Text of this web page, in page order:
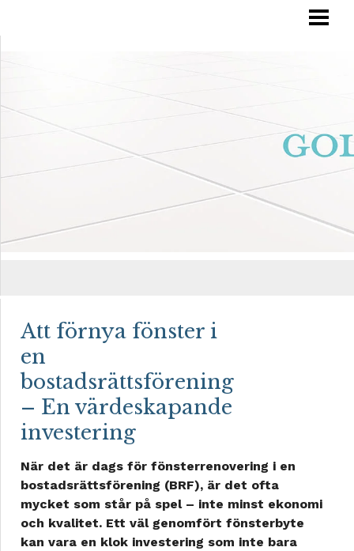
MÅLA TRÄGOLV
Att förnya fönster i
en
bostadsrättsförening
– En värdeskapande
investering
När det är dags för fönsterrenovering i en
bostadsrättsförening (BRF), är det ofta
mycket som står på spel – inte minst ekonomi
och kvalitet. Ett väl genomfört fönsterbyte
kan vara en klok investering som inte bara